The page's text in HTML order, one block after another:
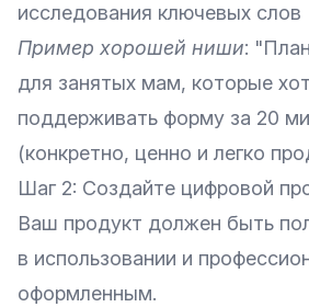
исследования ключевых слов
Пример хорошей ниши:
для занятых мам, которые
поддерживать форму за 20
(конкретно, ценно и легко
Шаг 2: Создайте цифровой
Ваш продукт должен быть
в использовании и
оформленным.